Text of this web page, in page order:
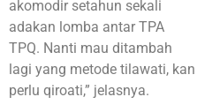
akomodir setahun sekali
adakan lomba antar TPA
TPQ. Nanti mau ditambah
lagi yang metode tilawati, kan
perlu qiroati,” jelasnya.